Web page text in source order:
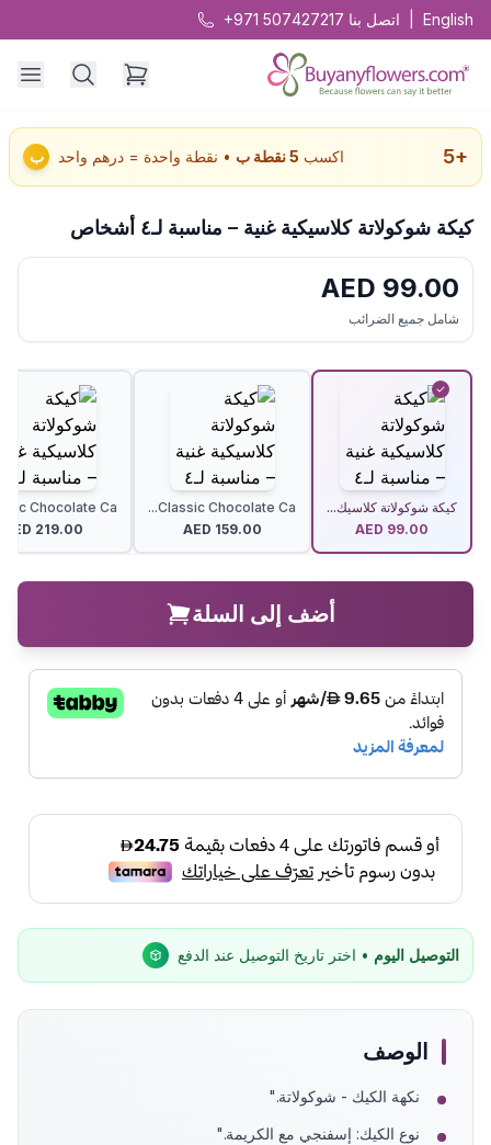
English اتصل بنا +971 507427217
+
5 اكسب 5نقطة ب • نقطة واحدة = درهم واحد ب
كيكة شوكولاتة كلاسيكية غنية – مناسبة لـ٤ أشخاص
99.00
شامل جميع الضرائب
كيكة شوكولاتة كلاسيك...
AED 99.00
Classic Chocolate Ca...
AED 159.00
Chocolate Ca...
AED 219.00
أضف إلى السلة
التوصيل اليوم • اختر تاريخ التوصيل عند الدفع
الوصف
نكهة الكيك - شوكولاتة."
نوع الكيك: إسفنجي مع الكريمة."